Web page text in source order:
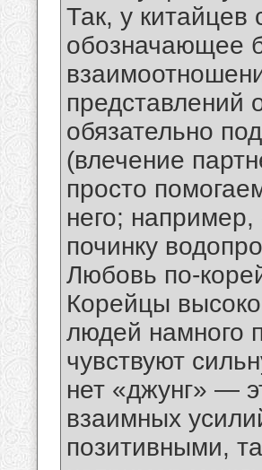
Так, у китайцев
обозначающее
представлений
обязательно
(влечение
просто
него;
починку
Любовь по-
Корейцы
людей намного
чувствуют
нет «джунг» —
взаимных
позитивными,